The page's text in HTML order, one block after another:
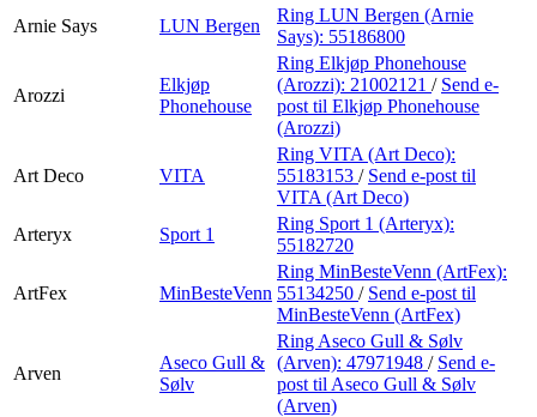
Arnie Says
LUN Bergen
Ring LUN Bergen (Arnie
Says): 55186800
Arozzi
Elkjøp
Phonehouse
Ring Elkjøp Phonehouse
(Arozzi): 21002121 / Send e-
post til Elkjøp Phonehouse
(Arozzi)
Art Deco VITA
Ring VITA (Art Deco):
55183153 / Send e-post til
VITA (Art Deco)
Arteryx
Sport 1
Ring Sport 1 (Arteryx):
55182720
ArtFex MinBesteVenn
Ring MinBesteVenn (ArtFex):
55134250 / Send e-post til
MinBesteVenn (ArtFex)
Arven
Aseco Gull &
Sølv
Ring Aseco Gull & Sølv
(Arven): 47971948 / Send e-
post til Aseco Gull & Sølv
(Arven)